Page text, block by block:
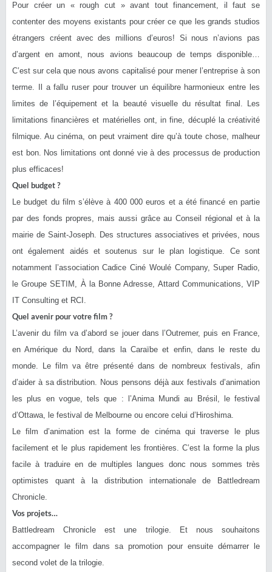
Pour créer un « rough cut » avant tout financement, il faut se
contenter des moyens existants pour créer ce que les grands studios
étrangers créent avec des millions d’euros! Si nous n’avions pas
d’argent en amont, nous avions beaucoup de temps disponible…
C’est sur cela que nous avons capitalisé pour mener l’entreprise à son
terme. Il a fallu ruser pour trouver un équilibre harmonieux entre les
limites de l’équipement et la beauté visuelle du résultat final. Les
limitations financières et matérielles ont, in fine, décuplé la créativité
filmique. Au cinéma, on peut vraiment dire qu’à toute chose, malheur
est bon. Nos limitations ont donné vie à des processus de production
plus efficaces!
Quel budget ?
Le budget du film s’élève à 400 000 euros et a été financé en partie
par des fonds propres, mais aussi grâce au Conseil régional et à la
mairie de Saint-Joseph. Des structures associatives et privées, nous
ont également aidés et soutenus sur le plan logistique. Ce sont
notamment l’association Cadice Ciné Woulé Company, Super Radio,
le Groupe SETIM, À la Bonne Adresse, Attard Communications, VIP
IT Consulting et RCI.
Quel avenir pour votre film ?
L’avenir du film va d’abord se jouer dans l’Outremer, puis en France,
en Amérique du Nord, dans la Caraïbe et enfin, dans le reste du
monde. Le film va être présenté dans de nombreux festivals, afin
d’aider à sa distribution. Nous pensons déjà aux festivals d’animation
les plus en vogue, tels que : l’Anima Mundi au Brésil, le festival
d’Ottawa, le festival de Melbourne ou encore celui d’Hiroshima.
Le film d’animation est la forme de cinéma qui traverse le plus
facilement et le plus rapidement les frontières. C’est la forme la plus
facile à traduire en de multiples langues donc nous sommes très
optimistes quant à la distribution internationale de Battledream
Chronicle.
Vos projets…
Battledream Chronicle est une trilogie. Et nous souhaitons
accompagner le film dans sa promotion pour ensuite démarrer le
second volet de la trilogie.